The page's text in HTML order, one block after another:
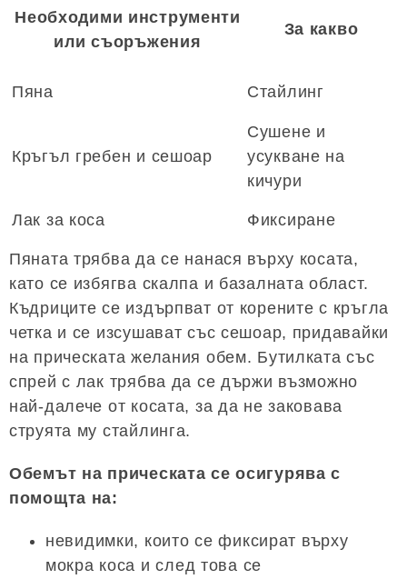
Необходими инструменти
или съоръжения
За какво
Пяна Стайлинг
Кръгъл гребен и сешоар
Сушене и
усукване на
кичури
Лак за коса Фиксиране
Пяната трябва да се нанася върху косата,
като се избягва скалпа и базалната област.
Къдриците се издърпват от корените с кръгла
четка и се изсушават със сешоар, придавайки
на прическата желания обем. Бутилката със
спрей с лак трябва да се държи възможно
най-далече от косата, за да не заковава
струята му стайлинга.
Обемът на прическата се осигурява с
помощта на:
невидимки, които се фиксират върху
мокра коса и след това се